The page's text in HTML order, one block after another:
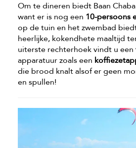
Om te dineren biedt Baan
want er is nog een 10-persoons
op de tuin en het zwembad
heerlijke, kokendhete maaltijd
uiterste rechterhoek vindt u een
apparatuur zoals een
die brood knalt alsof er geen
en spullen!